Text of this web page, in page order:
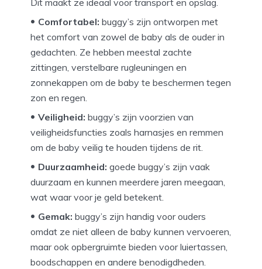
Dit maakt ze ideaal voor transport en opslag.
Comfortabel: buggy’s zijn ontworpen met
het comfort van zowel de baby als de ouder in
gedachten. Ze hebben meestal zachte
zittingen, verstelbare rugleuningen en
zonnekappen om de baby te beschermen tegen
zon en regen.
Veiligheid: buggy’s zijn voorzien van
veiligheidsfuncties zoals harnasjes en remmen
om de baby veilig te houden tijdens de rit.
Duurzaamheid: goede buggy’s zijn vaak
duurzaam en kunnen meerdere jaren meegaan,
wat waar voor je geld betekent.
Gemak: buggy’s zijn handig voor ouders
omdat ze niet alleen de baby kunnen vervoeren,
maar ook opbergruimte bieden voor luiertassen,
boodschappen en andere benodigdheden.